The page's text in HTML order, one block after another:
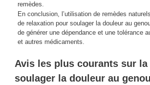
remèdes.
En conclusion, l’utilisation de remèdes
de relaxation pour soulager la douleur au
de générer une dépendance et une tolérance
et autres médicaments.
Avis les plus courants sur la
soulager la douleur au genou